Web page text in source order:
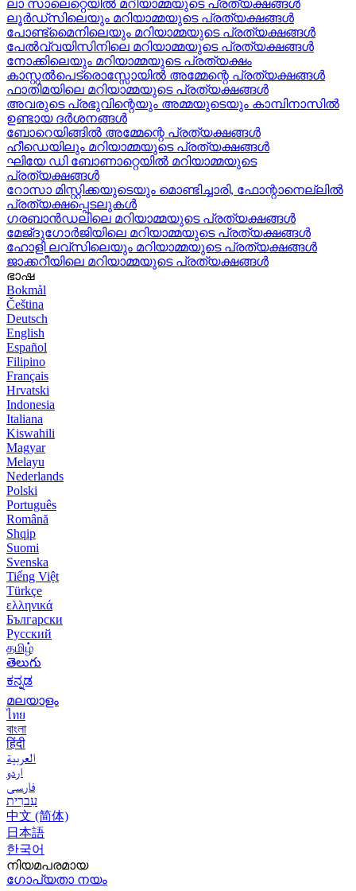
ലാ സാലെറ്റെയിൽ മറിയാമ്മയുടെ പ്രത്യക്ഷങ്ങൾ
ലൂർഡ്സിലെയും മറിയാമ്മയുടെ പ്രത്യക്ഷങ്ങൾ
പോണ്ട്മൈനിലെയും മറിയാമ്മയുടെ പ്രത്യക്ഷങ്ങൾ
പേൽവ്വയിസിനിലെ മറിയാമ്മയുടെ പ്രത്യക്ഷങ്ങൾ
നോക്കിലെയും മറിയാമ്മയുടെ പ്രത്യക്ഷം
കാസ്റ്റൽപെട്രൊസ്സോയിൽ അമ്മേന്റെ പ്രത്യക്ഷങ്ങൾ
ഫാതിമയിലെ മറിയാമ്മയുടെ പ്രത്യക്ഷങ്ങൾ
അവരുടെ പ്രഭുവിന്റെയും അമ്മയുടെയും കാമ്പിനാസിൽ
ഉണ്ടായ ദർശനങ്ങൾ
ബോറെയിങ്ങിൽ അമ്മേന്റെ പ്രത്യക്ഷങ്ങൾ
ഹീഡെയിലും മറിയാമ്മയുടെ പ്രത്യക്ഷങ്ങൾ
ഘിയേ ഡി ബോണാറ്റെയിൽ മറിയാമ്മയുടെ
പ്രത്യക്ഷങ്ങൾ
റോസാ മിസ്റ്റിക്കയുടെയും മൊണ്ടിച്ചാരി, ഫോന്റാനെല്ലിൽ
പ്രത്യക്ഷപ്പെടലുകൾ
ഗരബാൻഡലിലെ മറിയാമ്മയുടെ പ്രത്യക്ഷങ്ങൾ
മേജ്ദുഗോർജിയിലെ മറിയാമ്മയുടെ പ്രത്യക്ഷങ്ങൾ
ഹോളി ലവ്‌സിലെയും മറിയാമ്മയുടെ പ്രത്യക്ഷങ്ങൾ
ജാക്കറീയിലെ മറിയാമ്മയുടെ പ്രത്യക്ഷങ്ങൾ
ഭാഷ
Bokmål
Čeština
Deutsch
English
Español
Filipino
Français
Hrvatski
Indonesia
Italiana
Kiswahili
Magyar
Melayu
Nederlands
Polski
Português
Română
Shqip
Suomi
Svenska
Tiếng Việt
Türkçe
ελληνικά
Български
Русский
தமிழ்
తెలుగు
ಕನ್ನಡ
മലയാളം
ไทย
বাংলা
हिंदी
العربية
اردو
فارسی
עִברִית
中文 (简体)
日本語
한국어
നിയമപരമായ
ഗോപ്യതാ നയം